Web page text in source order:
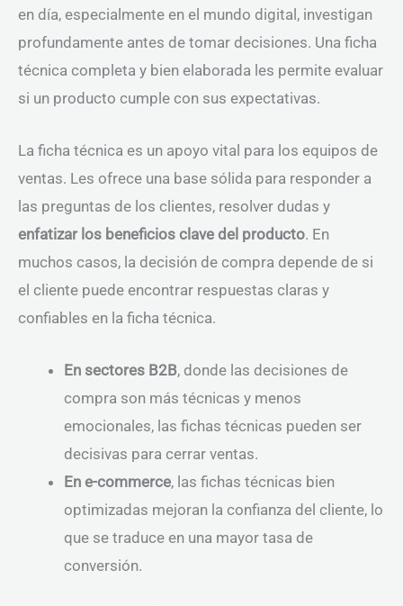
en día, especialmente en el mundo digital, investigan
profundamente antes de tomar decisiones. Una ficha
técnica completa y bien elaborada les permite evaluar
si un producto cumple con sus expectativas.
La ficha técnica es un apoyo vital para los equipos de
ventas. Les ofrece una base sólida para responder a
las preguntas de los clientes, resolver dudas y
enfatizar los beneficios clave del producto. En
muchos casos, la decisión de compra depende de si
el cliente puede encontrar respuestas claras y
confiables en la ficha técnica.
En sectores B2B, donde las decisiones de
compra son más técnicas y menos
emocionales, las fichas técnicas pueden ser
decisivas para cerrar ventas.
En e-commerce, las fichas técnicas bien
optimizadas mejoran la confianza del cliente, lo
que se traduce en una mayor tasa de
conversión.